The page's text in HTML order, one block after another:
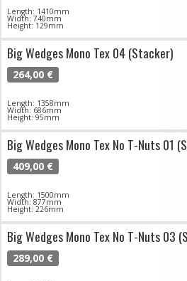
Length: 1410mm
Width: 740mm
Height: 129mm
Big Wedges Mono Tex 04 (Stacker)
264,00 €
Length: 1358mm
Width: 686mm
Height: 95mm
Big Wedges Mono Tex No T-Nuts 01
409,00 €
Length: 1500mm
Width: 877mm
Height: 226mm
Big Wedges Mono Tex No T-Nuts 03
289,00 €